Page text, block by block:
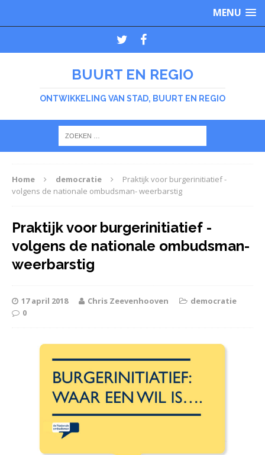
MENU
BUURT EN REGIO
ONTWIKKELING VAN STAD, BUURT EN REGIO
Home democratie
Praktijk voor burgerinitiatief -
volgens de nationale ombudsman- weerbarstig
Praktijk voor burgerinitiatief -
volgens de nationale ombudsman-
weerbarstig
17 april 2018 Chris Zeevenhooven
democratie
0